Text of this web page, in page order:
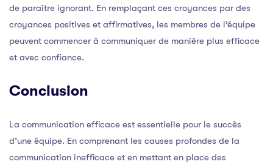
de paraître ignorant. En remplaçant ces croyances par des
croyances positives et affirmatives, les membres de l’équipe
peuvent commencer à communiquer de manière plus efficace
et avec confiance.
Conclusion
La communication efficace est essentielle pour le succès
d’une équipe. En comprenant les causes profondes de la
communication inefficace et en mettant en place des